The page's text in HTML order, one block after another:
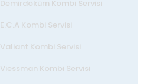
Demirdöküm Kombi Servisi
E.C.A Kombi Servisi
Valiant Kombi Servisi
Viessman Kombi Servisi